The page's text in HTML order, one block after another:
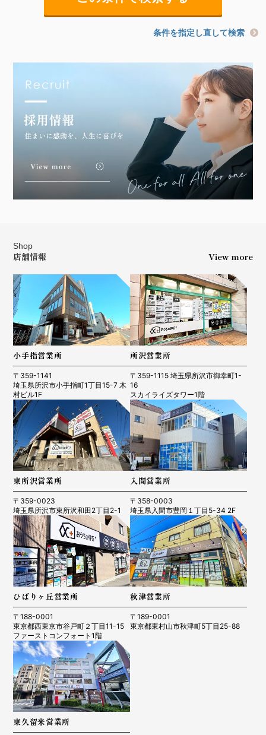
条件を指定し直して検索
Shop
店舗情報 View more
小手指営業所
〒359-1141
埼玉県所沢市小手指町1丁目15-7 木
村ビル1F
所沢営業所
〒359-1115 埼玉県所沢市御幸町1-
16
スカイライズタワー1階
東所沢営業所
〒359-0023
埼玉県所沢市東所沢和田2丁目2-1
入間営業所
〒358-0003
埼玉県入間市豊岡１丁目5-34 2F
ひばりヶ丘営業所
〒188-0001
東京都西東京市谷戸町２丁目11-15
ファーストコンフォート1階
秋津営業所
〒189-0001
東京都東村山市秋津町5丁目25-88
東久留米営業所